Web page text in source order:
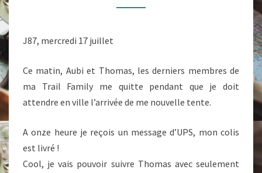
J87, mercredi 17 juillet
Ce matin, Aubi et Thomas, les derniers membres de
ma Trail Family me quitte pendant que je doit
attendre en ville l’arrivée de me nouvelle tente.
A onze heure je reçois un message d’UPS, mon colis
est livré !
Cool, je vais pouvoir suivre Thomas avec seulement